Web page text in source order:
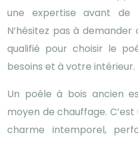
une expertise avant de
N’hésitez pas à
qualifié pour choisir le
besoins et à votre intérieur.
Un poêle à bois ancien
moyen de chauffage.
charme intemporel,